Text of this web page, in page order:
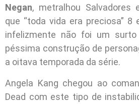
Negan, metralhou Salvadores
que “toda vida era preciosa” 8
infelizmente não foi um
péssima construção de
a oitava temporada da série.
Angela Kang chegou ao
Dead com este tipo de